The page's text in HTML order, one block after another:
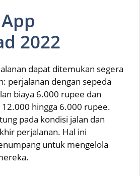
2022
dapat ditemukan segera
perjalanan dengan sepeda
biaya 6.000 rupee dan
hingga 6.000 rupee.
pada kondisi jalan dan
perjalanan. Hal ini
untuk mengelola